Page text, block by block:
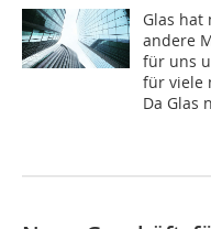
Glas hat
andere
für uns
für viele
Da Glas